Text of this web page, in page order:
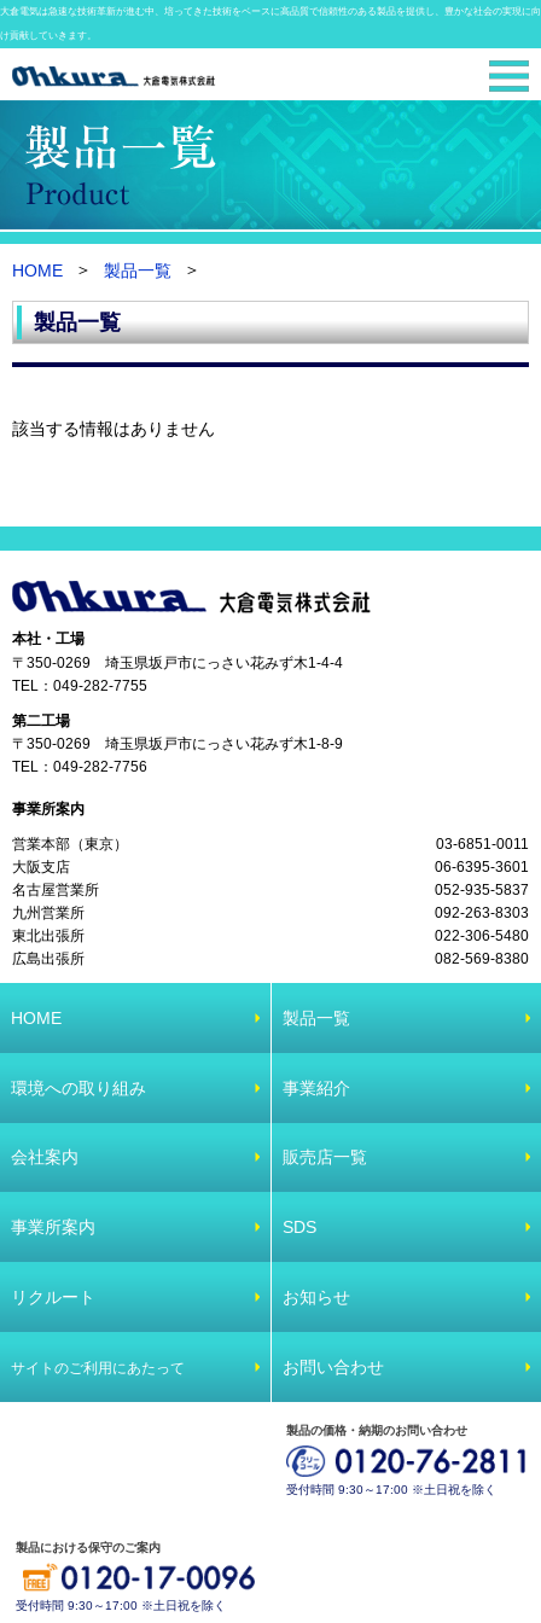
大倉電気は急速な技術革新が進む中、培ってきた技術をベースに高品質で信頼性のある製品を提供し、豊かな社会の実現に向
け貢献していきます。
HOME 製品一覧
製品一覧
該当する情報はありません
本社・工場
〒350-0269 埼玉県坂戸市にっさい花みず木1-4-4
TEL： 049-282-7755
第二工場
〒350-0269 埼玉県坂戸市にっさい花みず木1-8-9
TEL： 049-282-7756
事業所案内
営業本部（東京）
03-6851-0011
大阪支店
06-6395-3601
名古屋営業所
052-935-5837
九州営業所
092-263-8303
東北出張所
022-306-5480
広島出張所
082-569-8380
HOME 製品一覧
環境への取り組み 事業紹介
会社案内 販売店一覧
事業所案内 SDS
リクルート お知らせ
サイトのご利用にあたって お問い合わせ
製品の価格・納期のお問い合わせ
受付時間 9:30～17:00 ※土日祝を除く
製品における保守のご案内
受付時間 9:30～17:00 ※土日祝を除く